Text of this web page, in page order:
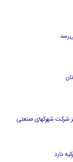
شرکت شهرکهای صنعتی
دارد